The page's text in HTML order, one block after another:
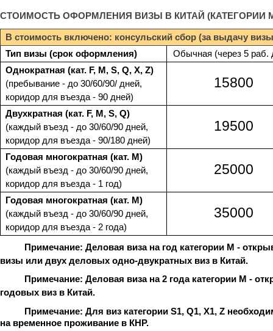
СТОИМОСТЬ ОФОРМЛЕНИЯ ВИЗЫ В КИТАЙ (КАТЕГОРИИ
В стоимость включено: консульский сбор (за выдачу
Тип визы (срок оформления)
Обычная (через 5 раб.
Однократная (кат. F, M, S, Q, X, Z)
(пребывание - до 30/60/90/ дней,
коридор для въезда - 90 дней)
15800
Двухкратная (кат. F, M, S, Q)
(каждый въезд - до 30/60/90 дней,
коридор для въезда - 90/180 дней)
19500
Годовая многократная (кат. M)
(каждый въезд - до 30/60/90 дней,
коридор для въезда - 1 год)
25000
Годовая многократная (кат. M)
(каждый въезд - до 30/60/90 дней,
коридор для въезда - 2 года)
35000
Примечание: Деловая виза на год категории M -
визы или двух деловых одно-двукратных виз в Китай.
Примечание: Деловая виза на 2 года категории M -
годовых виз в Китай.
Примечание: Для виз категории S1, Q1, X1, Z
на временное проживание в КНР.